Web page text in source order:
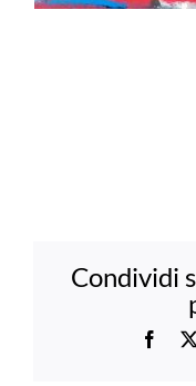
Condividi